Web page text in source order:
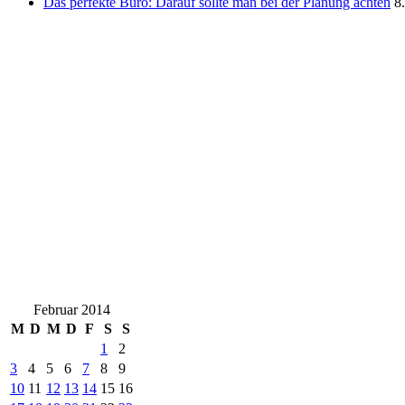
Februar 2014
M D M D F S
S
1
2
3
4 5 6 7 8
9
10 11 12 13 14 15 16